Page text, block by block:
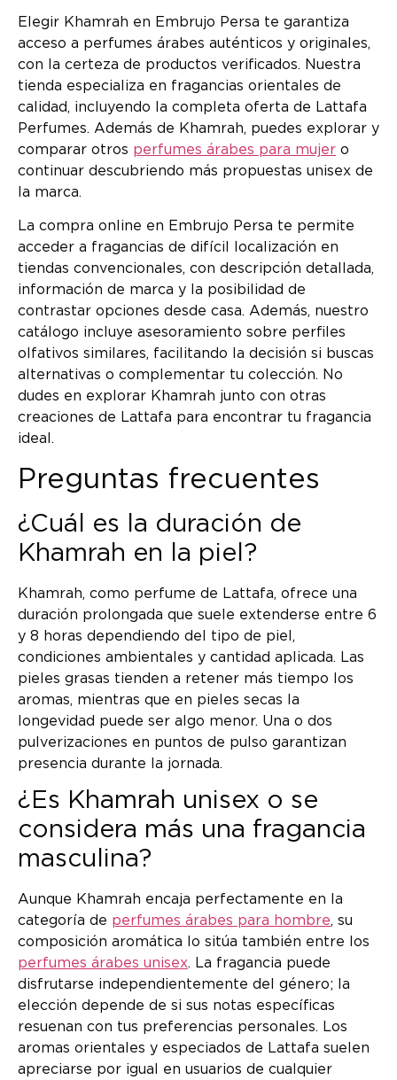
Elegir Khamrah en Embrujo Persa te garantiza
acceso a perfumes árabes auténticos y originales,
con la certeza de productos verificados. Nuestra
tienda especializa en fragancias orientales de
calidad, incluyendo la completa oferta de Lattafa
Perfumes. Además de Khamrah, puedes explorar y
comparar otros perfumes árabes para mujer o
continuar descubriendo más propuestas unisex de
la marca.
La compra online en Embrujo Persa te permite
acceder a fragancias de difícil localización en
tiendas convencionales, con descripción detallada,
información de marca y la posibilidad de
contrastar opciones desde casa. Además, nuestro
catálogo incluye asesoramiento sobre perfiles
olfativos similares, facilitando la decisión si buscas
alternativas o complementar tu colección. No
dudes en explorar Khamrah junto con otras
creaciones de Lattafa para encontrar tu fragancia
ideal.
Preguntas frecuentes
¿Cuál es la duración de
Khamrah en la piel?
Khamrah, como perfume de Lattafa, ofrece una
duración prolongada que suele extenderse entre 6
y 8 horas dependiendo del tipo de piel,
condiciones ambientales y cantidad aplicada. Las
pieles grasas tienden a retener más tiempo los
aromas, mientras que en pieles secas la
longevidad puede ser algo menor. Una o dos
pulverizaciones en puntos de pulso garantizan
presencia durante la jornada.
¿Es Khamrah unisex o se
considera más una fragancia
masculina?
Aunque Khamrah encaja perfectamente en la
categoría de perfumes árabes para hombre, su
composición aromática lo sitúa también entre los
perfumes árabes unisex. La fragancia puede
disfrutarse independientemente del género; la
elección depende de si sus notas específicas
resuenan con tus preferencias personales. Los
aromas orientales y especiados de Lattafa suelen
apreciarse por igual en usuarios de cualquier